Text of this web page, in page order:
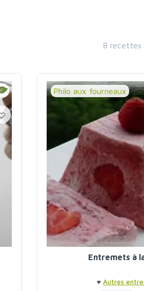
8 recettes
Philo aux fourneaux
Entremets à
♥ Autres